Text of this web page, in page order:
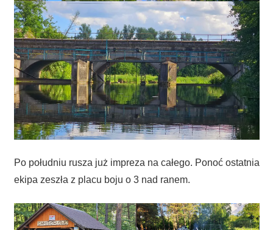
Po południu rusza już impreza na całego. Ponoć ostatnia
ekipa zeszła z placu boju o 3 nad ranem.